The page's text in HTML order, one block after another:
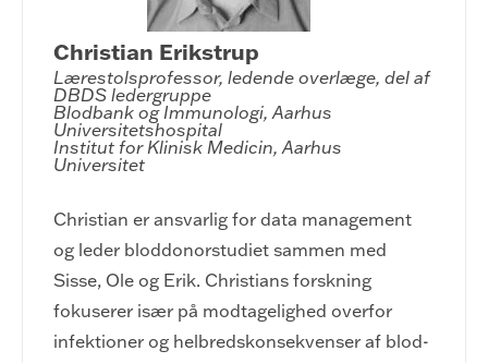
Christian Erikstrup
Lærestolsprofessor, ledende overlæge, del af
DBDS ledergruppe
Blodbank og Immunologi, Aarhus
Universitetshospital
Institut for Klinisk Medicin, Aarhus
Universitet
Christian er ansvarlig for data management
og leder bloddonorstudiet sammen med
Sisse, Ole og Erik. Christians forskning
fokuserer især på modtagelighed overfor
infektioner og helbredskonsekvenser af blod-